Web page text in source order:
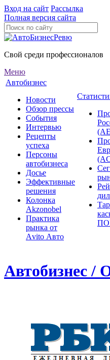
Вход на сайт Рассылка
Полная версия сайта
Свой среди профессионалов
Меню
Автобизнес
Новости
Обзор прессы
События
Интервью
Рецепты
успеха
Персоны
автобизнеса
Досье
Эффективные
решения
Колонка
Akzonobel
Практика
рынка от
Аvito Авто
Автобизнес /